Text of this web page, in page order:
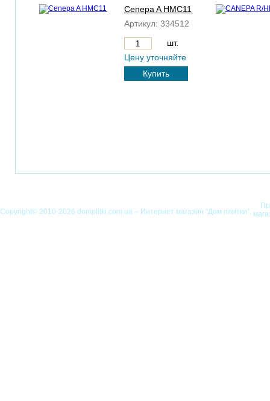
Cenepa A HMC11
Артикул: 334512
шт.
Цену уточняйте
Купить
Copyright© 2010-2026 domplitki.com.ua – Интернет магазин “Дом плитки”.